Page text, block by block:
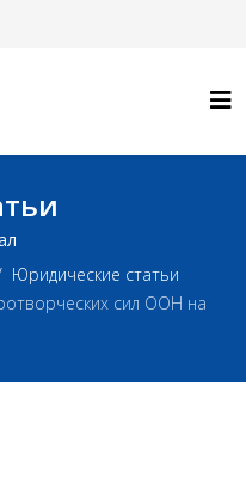
Юридические статьи
сил ООН на